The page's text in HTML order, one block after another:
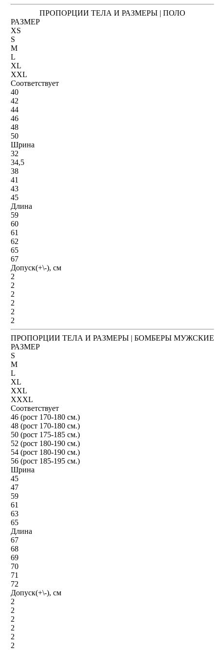
ПРОПОРЦИИ ТЕЛА И РАЗМЕРЫ | ПОЛО
РАЗМЕР
XS
S
M
L
XL
XXL
Соответствует
40
42
44
46
48
50
Шрина
32
34,5
38
41
43
45
Длина
59
60
61
62
65
67
Допуск(+\-), см
2
2
2
2
2
2
ПРОПОРЦИИ ТЕЛА И РАЗМЕРЫ | БОМБЕРЫ МУЖСКИЕ
РАЗМЕР
S
M
L
XL
XXL
XXXL
Соответствует
46 (рост 170-180 см.)
48 (рост 170-180 см.)
50 (рост 175-185 см.)
52 (рост 180-190 см.)
54 (рост 180-190 см.)
56 (рост 185-195 см.)
Шрина
45
47
59
61
63
65
Длина
67
68
69
70
71
72
Допуск(+\-), см
2
2
2
2
2
2